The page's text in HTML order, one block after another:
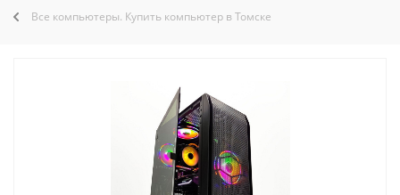
Все компьютеры. Купить компьютер в Томске